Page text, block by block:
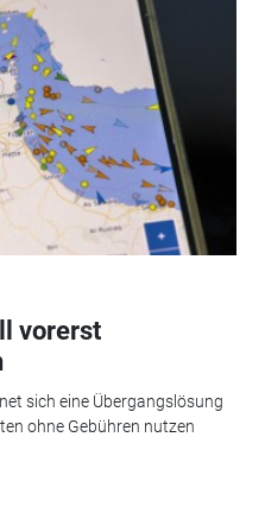
vorerst
sich eine Übergangslösung
ohne Gebühren nutzen